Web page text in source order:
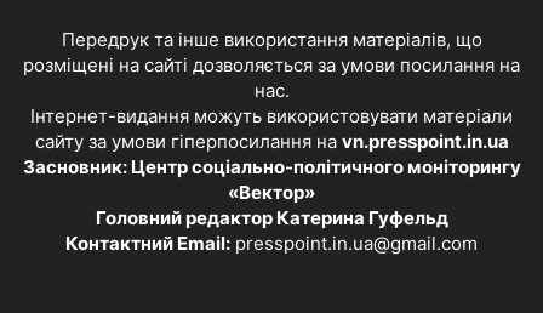
Передрук та інше використання матеріалів, що
розміщені на сайті дозволяється за умови посилання на
нас.
Інтернет-видання можуть використовувати матеріали
сайту за умови гіперпосилання на vn.presspoint.in.ua
Засновник: Центр соціально-політичного моніторингу
«Вектор»
Головний редактор Катерина Гуфельд
Контактний Email: presspoint.in.ua@gmail.com